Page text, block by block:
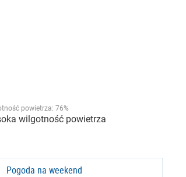
powietrza: 76%
wilgotność powietrza
Pogoda na weekend